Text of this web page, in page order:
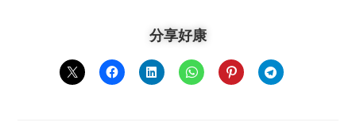
分享好康